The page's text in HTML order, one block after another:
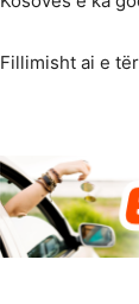
Fillimisht ai e